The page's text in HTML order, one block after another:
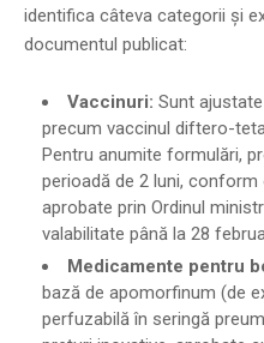
identifica câteva categorii și
documentul publicat:
Vaccinuri: Sunt
precum vaccinul diftero-
Pentru anumite formulări,
perioadă de 2 luni,
aprobate prin Ordinul
valabilitate până la 28
Medicamente pentru
bază de apomorfinum (de
perfuzabilă în seringă